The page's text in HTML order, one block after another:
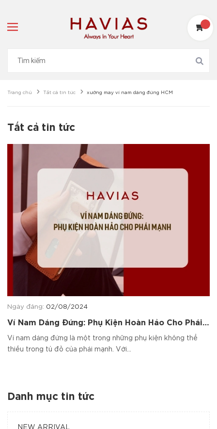
Trang chủ Tất cả tin tức xưởng may ví nam dáng đứng HCM
Tất cả tin tức
Ngày đăng: 02/08/2024
Ví Nam Dáng Đứng: Phụ Kiện Hoàn Hảo Cho Phái
Ví nam dáng đứng là một trong những phụ kiện không thể
thiếu trong tủ đồ của phái mạnh. Với...
Danh mục tin tức
NEW ARRIVAL